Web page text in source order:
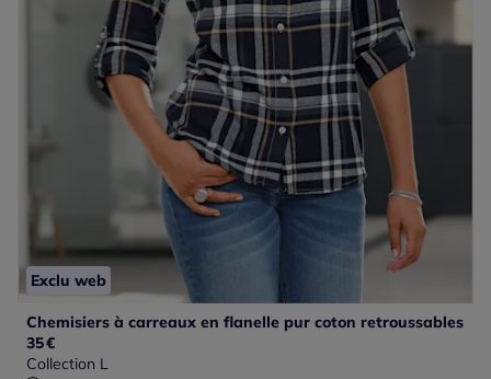
Exclu web
Chemisiers à carreaux en flanelle pur coton retroussables
35€
Collection L